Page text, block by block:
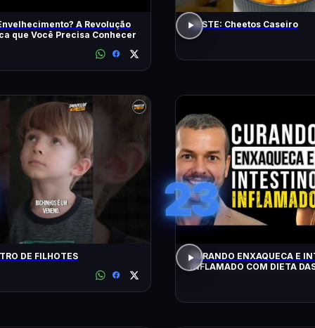
A Revolução
que Você Precisa Conhecer
TESTE: Cheetos Caseiro
DE FILHOTES
23
CURANDO ENXAQUECA E
INFLAMADO COM DIETA